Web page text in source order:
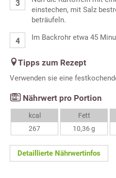
einstechen, mit Salz
beträufeln.
Im Backrohr etwa 45
Tipps zum Rezept
Verwenden sie eine
Nährwert pro Portion
kcal
267
Fett
10,36 g
Detaillierte Nährwertinfos